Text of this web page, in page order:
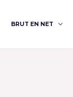
BRUT EN NET